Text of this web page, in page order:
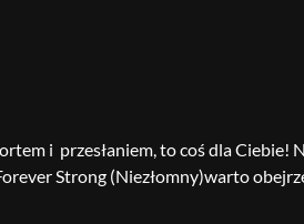
i przesłaniem, to coś dla
Strong (Niezłomny)warto